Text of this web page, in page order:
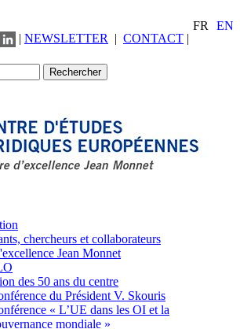
FR
EN
| NEWSLETTER | CONTACT |
chercheurs et collaborateurs
Jean Monnet
des 50 ans du centre
du Président V. Skouris
« L’UE dans les OI et la
mondiale »